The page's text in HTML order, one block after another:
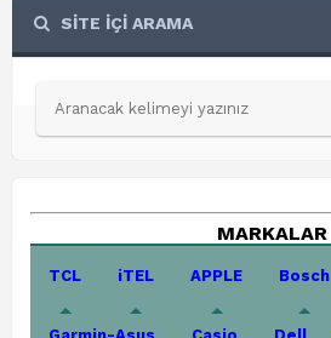
SİTE İÇİ ARAMA
MARKALAR
TCL iTEL APPLE Bosch